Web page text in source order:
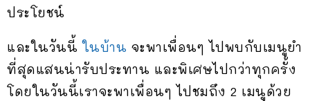
ประโยชน์
และในวันนี้ในบ้าน จะพาเพื่อนๆ ไปพบกับเมนูยำ
ที่สุดแสนน่ารับประทาน และพิเศษไปกว่าทุกครั้ง
โดยในวันนี้เราจะพาเพื่อนๆ ไปชมถึง 2 เมนูด้วย